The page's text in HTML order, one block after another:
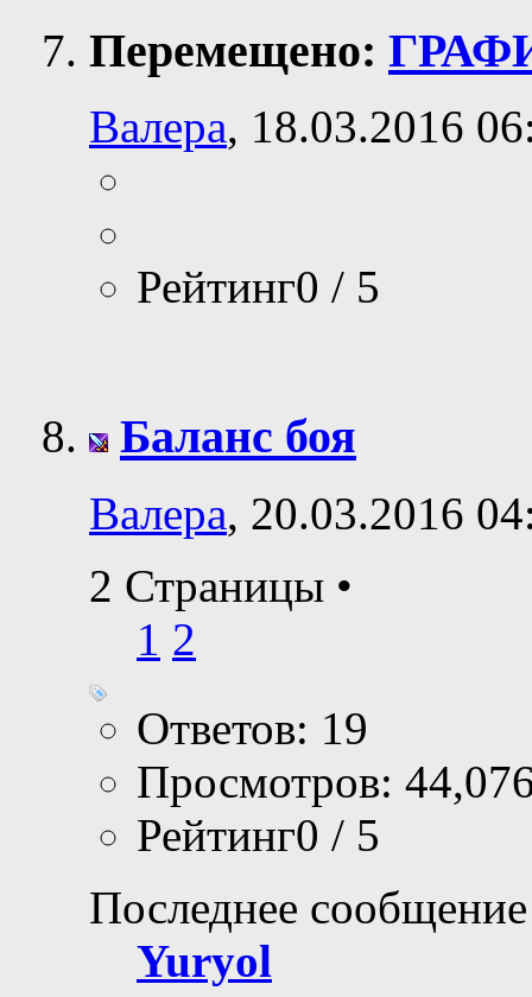
Перемещено:
Валера, 18.03.2016
Рейтинг0 / 5
Баланс боя
Валера, 20.03.2016
2 Страницы •
1 2
Ответов: 19
Просмотров:
Рейтинг0 / 5
Последнее
Yuryol